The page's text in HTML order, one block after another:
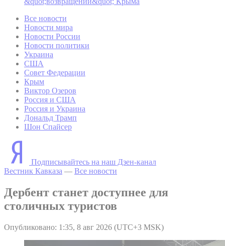
Все новости
Новости мира
Новости России
Новости политики
Украина
США
Совет Федерации
Крым
Виктор Озеров
Россия и США
Россия и Украина
Дональд Трамп
Шон Спайсер
Подписывайтесь на наш Дзен-канал
Вестник Кавказа — Все новости
Дербент станет доступнее для
столичных туристов
Опубликовано: 1:35, 8 авг 2026 (UTC+3 MSK)